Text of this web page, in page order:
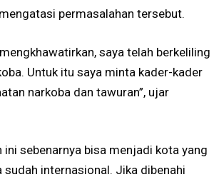
permasalahan tersebut.
saya telah berkeliling
Untuk itu saya minta kader-kader
narkoba dan tawuran”, ujar
sebenarnya bisa menjadi kota yang
sudah internasional. Jika dibenahi